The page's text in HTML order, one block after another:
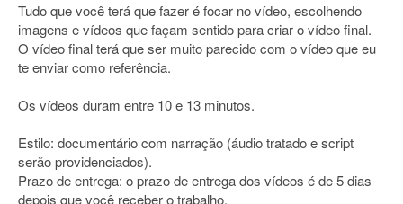
Tudo que você terá que fazer é focar no vídeo, escolhendo
imagens e vídeos que façam sentido para criar o vídeo final.
O vídeo final terá que ser muito parecido com o vídeo que eu
te enviar como referência.
Os vídeos duram entre 10 e 13 minutos.
Estilo: documentário com narração (áudio tratado e script
serão providenciados).
Prazo de entrega: o prazo de entrega dos vídeos é de 5 dias
depois que você receber o trabalho.